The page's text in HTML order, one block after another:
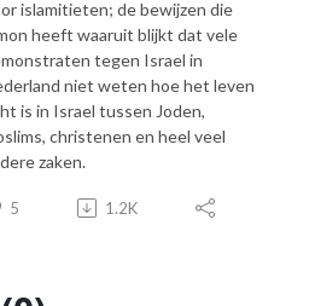
islamitieten; de bewijzen die
heeft waaruit blijkt dat vele
tegen Israel in
niet weten hoe het leven
is in Israel tussen Joden,
christenen en heel veel
zaken.
5 1.2K